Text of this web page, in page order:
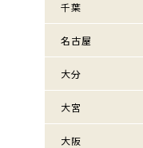
千葉
名古屋
大分
大宮
大阪